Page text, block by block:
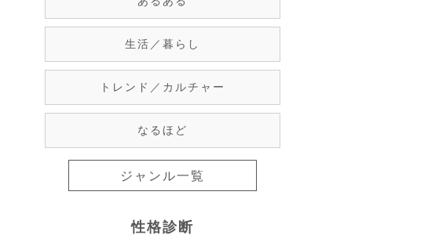
生活／暮らし
トレンド／カルチャー
なるほど
ジャンル一覧
性格診断